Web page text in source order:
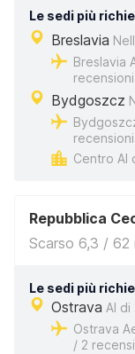
Le sedi più
Breslavia
Breslavia
recensioni
Bydgoszcz
recensioni
Centro Al
Repubblica
Scarso 6,3 / 62
Le sedi più
Ostrava Al di
Ostrava
/ 2